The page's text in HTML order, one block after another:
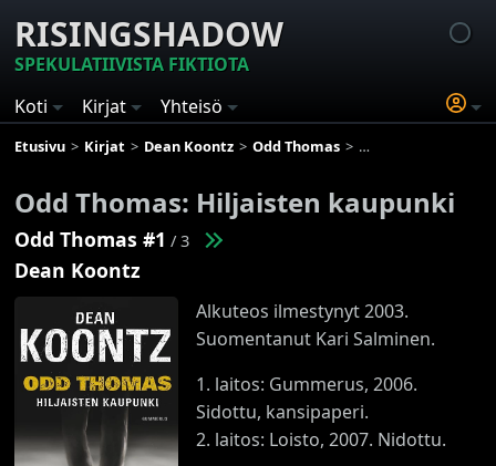
RISINGSHADOW
SPEKULATIIVISTA FIKTIOTA
Koti
Kirjat Yhteisö
Etusivu Kirjat Dean Koontz Odd Thomas Odd Thomas:
Odd Thomas: Hiljaisten kaupunki
Odd Thomas #1 / 3
Dean Koontz
Alkuteos ilmestynyt 2003.
Suomentanut Kari Salminen.
1. laitos: Gummerus, 2006.
Sidottu, kansipaperi.
2. laitos: Loisto, 2007. Nidottu.